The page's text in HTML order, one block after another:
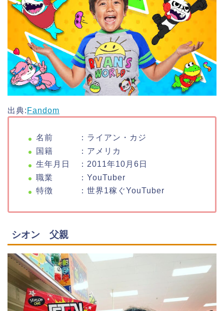
出典: Fandom
名前 ：ライアン・カジ
国籍 ：アメリカ
生年月日 ：2011年10月6日
職業 ：YouTuber
特徴 ：世界1稼ぐYouTuber
シオン 父親